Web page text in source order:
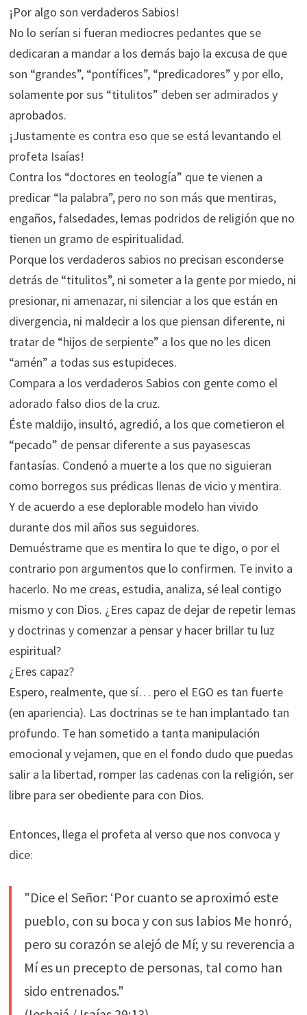
¡Por algo son verdaderos Sabios!
No lo serían si fueran mediocres pedantes que se
dedicaran a mandar a los demás bajo la excusa de que
son “grandes”, “pontífices”, “predicadores” y por ello,
solamente por sus “titulitos” deben ser admirados y
aprobados.
¡Justamente es contra eso que se está levantando el
profeta Isaías!
Contra los “doctores en teología” que te vienen a
predicar “la palabra”, pero no son más que mentiras,
engaños, falsedades, lemas podridos de religión que no
tienen un gramo de espiritualidad.
Porque los verdaderos sabios no precisan esconderse
detrás de “titulitos”, ni someter a la gente por miedo, ni
presionar, ni amenazar, ni silenciar a los que están en
divergencia, ni maldecir a los que piensan diferente, ni
tratar de “hijos de serpiente” a los que no les dicen
“amén” a todas sus estupideces.
Compara a los verdaderos Sabios con gente como el
adorado falso dios de la cruz.
Éste maldijo, insultó, agredió, a los que cometieron el
“pecado” de pensar diferente a sus payasescas
fantasías. Condenó a muerte a los que no siguieran
como borregos sus prédicas llenas de vicio y mentira.
Y de acuerdo a ese deplorable modelo han vivido
durante dos mil años sus seguidores.
Demuéstrame que es mentira lo que te digo, o por el
contrario pon argumentos que lo confirmen. Te invito a
hacerlo. No me creas, estudia, analiza, sé leal contigo
mismo y con Dios. ¿Eres capaz de dejar de repetir lemas
y doctrinas y comenzar a pensar y hacer brillar tu luz
espiritual?
¿Eres capaz?
Espero, realmente, que sí… pero el EGO es tan fuerte
(en apariencia). Las doctrinas se te han implantado tan
profundo. Te han sometido a tanta manipulación
emocional y vejamen, que en el fondo dudo que puedas
salir a la libertad, romper las cadenas con la religión, ser
libre para ser obediente para con Dios.
Entonces, llega el profeta al verso que nos convoca y
dice:
"Dice el Señor: ‘Por cuanto se aproximó este
pueblo, con su boca y con sus labios Me honró,
pero su corazón se alejó de Mí; y su reverencia a
Mí es un precepto de personas, tal como han
sido entrenados."